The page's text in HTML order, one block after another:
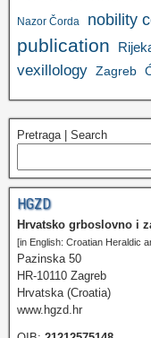
Nazor Čorda nobility
publication
vexillology Zagreb
Pretraga | Search
HGZD
Hrvatsko grboslovno i
[in English: Croatian Heraldic
Pazinska 50
HR-10110 Zagreb
Hrvatska (Croatia)
www.hgzd.hr